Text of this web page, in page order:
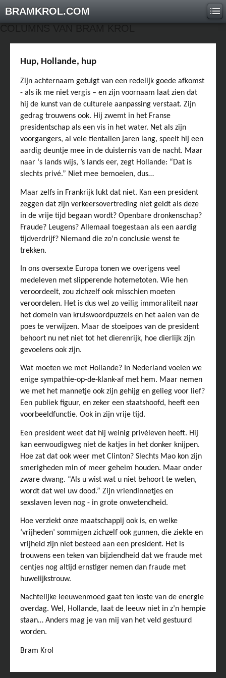
BRAMKROL.COM
Hup, Hollande, hup
Zijn achternaam getuigt van een redelijk goede afkomst
- als ik me niet vergis – en zijn voornaam laat zien dat
hij de kunst van de culturele aanpassing verstaat. Zijn
gedrag trouwens ook. Hij zwemt in het Franse
presidentschap als een vis in het water. Net als zijn
voorgangers, al vele tientallen jaren lang, speelt hij een
aardig deuntje mee in de duisternis van de nacht. Maar
naar ‘s lands wijs, ’s lands eer, zegt Hollande: “Dat is
slechts privé.” Niet mee bemoeien, dus…
Maar zelfs in Frankrijk lukt dat niet. Kan een president
zeggen dat zijn verkeersovertreding niet geldt als deze
in de vrije tijd begaan wordt? Openbare dronkenschap?
Fraude? Leugens? Allemaal toegestaan als een aardig
tijdverdrijf? Niemand die zo’n conclusie wenst te
trekken.
In ons oversexte Europa tonen we overigens veel
medeleven met slipperende hotemetoten. Wie hen
veroordeelt, zou zichzelf ook misschien moeten
veroordelen. Het is dus wel zo veilig immoraliteit naar
het domein van kruiswoordpuzzels en het aaien van de
poes te verwijzen. Maar de stoeipoes van de president
behoort nu net niet tot het dierenrijk, hoe dierlijk zijn
gevoelens ook zijn.
Wat moeten we met Hollande? In Nederland voelen we
enige sympathie-op-de-klank-af met hem. Maar nemen
we met het mannetje ook zijn gehijg en gelieg voor lief?
Een publiek figuur, en zeker een staatshoofd, heeft een
voorbeeldfunctie. Ook in zijn vrije tijd.
Een president weet dat hij weinig privéleven heeft. Hij
kan eenvoudigweg niet de katjes in het donker knijpen.
Hoe zat dat ook weer met Clinton? Slechts Mao kon zijn
smerigheden min of meer geheim houden. Maar onder
zware dwang. “Als u wist wat u niet behoort te weten,
wordt dat wel uw dood.” Zijn vriendinnetjes en
sexslaven leven nog - in grote onwetendheid.
Hoe verziekt onze maatschappij ook is, en welke
‘vrijheden’ sommigen zichzelf ook gunnen, die ziekte en
vrijheid zijn niet besteed aan een president. Het is
trouwens een teken van bijziendheid dat we fraude met
centjes nog altijd ernstiger nemen dan fraude met
huwelijkstrouw.
Nachtelijke leeuwenmoed gaat ten koste van de energie
overdag. Wel, Hollande, laat de leeuw niet in z’n hempie
staan… Anders mag je van mij van het veld gestuurd
worden.
Bram Krol